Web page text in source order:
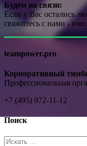
Будем на связи:
Если у Вас остались
свяжитесь с нами -
teampower.pro
Корпоративный
Профессиональная
+7 (495) 972-11-12
Поиск